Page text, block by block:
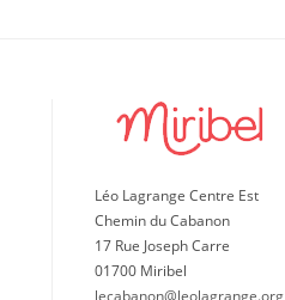
Léo Lagrange Centre Est
Chemin du Cabanon
17 Rue Joseph Carre
01700 Miribel